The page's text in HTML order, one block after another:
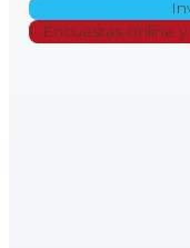
1. Encuestas online